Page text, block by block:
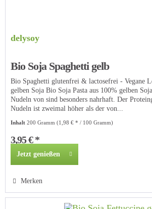
delysoy
Bio Soja Spaghetti gelb
Bio Spaghetti glutenfrei & lactosefrei - Vegane
gelben Soja Bio Soja Pasta aus 100% gelben
Nudeln von sind besonders nahrhaft. Der
Nudeln ist zweimal höher als der von...
Inhalt200 Gramm(1,98 € * / 100 Gramm)
3,95 € *
Jetzt genießen
Merken